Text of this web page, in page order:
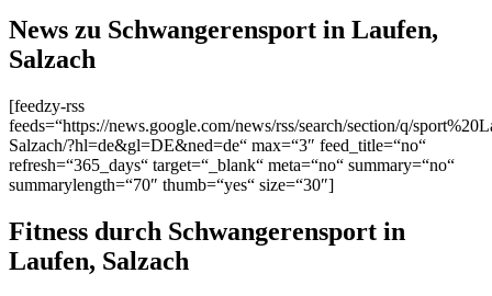
News zu Schwangerensport in Laufen,
Salzach
[feedzy-rss
feeds=“https://news.google.com/news/rss/search/section/q/
Salzach/?hl=de&gl=DE&ned=de“ max=“3″ feed_title=“no“
refresh=“365_days“ target=“_blank“ meta=“no“ summary=“no“
summarylength=“70″ thumb=“yes“ size=“30″]
Fitness durch Schwangerensport in
Laufen, Salzach